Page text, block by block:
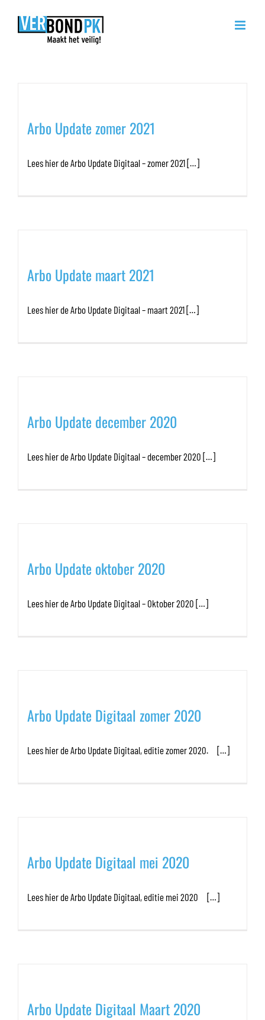
Arbo Update zomer 2021
Lees hier de Arbo Update Digitaal – zomer 2021 […]
Arbo Update maart 2021
Lees hier de Arbo Update Digitaal – maart 2021 […]
Arbo Update december 2020
Lees hier de Arbo Update Digitaal – december 2020 […]
Arbo Update oktober 2020
Lees hier de Arbo Update Digitaal – Oktober 2020 […]
Arbo Update Digitaal zomer 2020
Lees hier de Arbo Update Digitaal, editie zomer 2020. […]
Arbo Update Digitaal mei 2020
Lees hier de Arbo Update Digitaal, editie mei 2020 […]
Arbo Update Digitaal Maart 2020